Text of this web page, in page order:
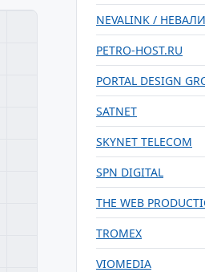
NEVALINK /
PETRO-HOST.RU
PORTAL DESIGN
SATNET
SKYNET TELECOM
SPN DIGITAL
THE WEB
TROMEX
VIOMEDIA